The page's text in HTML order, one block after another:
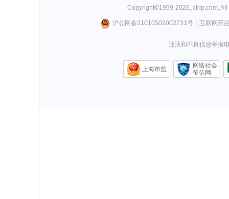
Copyright©1999-2026 ctrip.com .
沪公网备31010502002731号丨 互联网药
违法和不良信息举报
上海市监
网络社会
征信网